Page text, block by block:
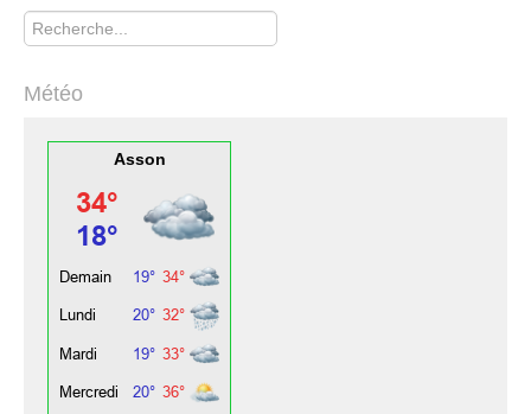
Rechercher
Météo
Asson